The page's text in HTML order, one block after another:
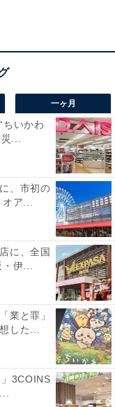
氏は述べる。
療を受けなければ
存の可能性に怯え
のです。それまで
生を順調に築いて
を狂わされてしま
一ヶ月
ちいかわ
...
、市初の
ア...
に、全国
伊...
業と罪」
した...
」3COINS